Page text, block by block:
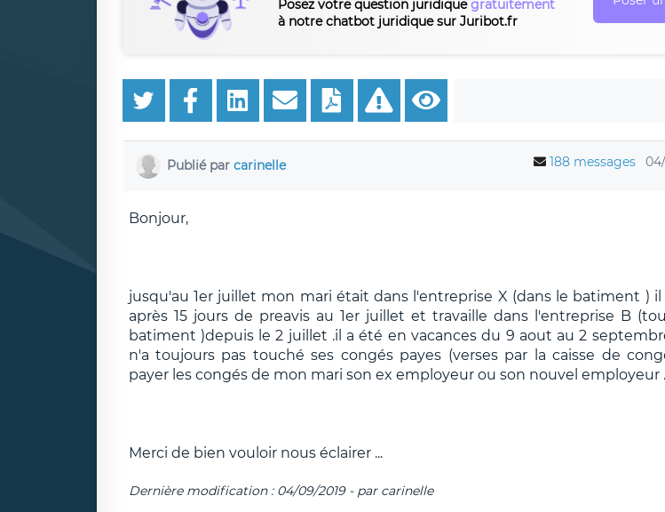
Posez votre question juridiquegratuitement
à notre chatbot juridique sur Juribot.fr
Publié par carinelle 188 messages
Bonjour,
jusqu'au 1er juillet mon mari était dans l'entreprise X (dans le batiment ) il
après 15 jours de preavis au 1er juillet et travaille dans l'entreprise B
batiment )depuis le 2 juillet .il a été en vacances du 9 aout au 2
n'a toujours pas touché ses congés payes (verses par la caisse de
payer les congés de mon mari son ex employeur ou son nouvel employeur .
Merci de bien vouloir nous éclairer ...
Dernière modification : 04/09/2019 - par carinelle